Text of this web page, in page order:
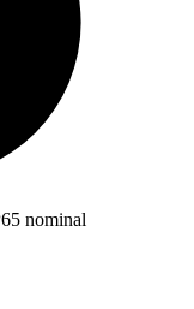
nominal